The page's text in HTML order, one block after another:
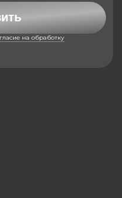
на обработку